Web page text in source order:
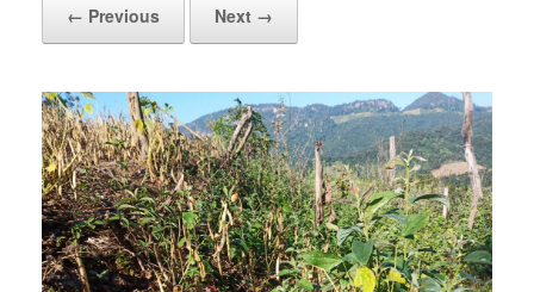
← Previous Next →